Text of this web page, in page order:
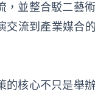
，並整合駁二藝
交流到產業媒合
的核心不只是舉